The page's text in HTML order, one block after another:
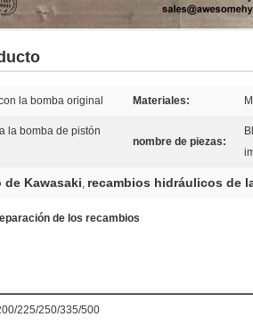
la bomba original Materiales:
la bomba de pistón
nombre de piezas:
de Kawasaki, recambios hidráulicos de
de los recambios
225/250/335/500